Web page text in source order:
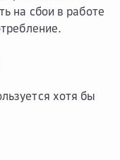
на сбои в работе
хотя бы